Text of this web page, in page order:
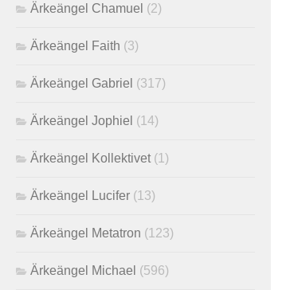
Ärkeängel Chamuel (2)
Ärkeängel Faith (3)
Ärkeängel Gabriel (317)
Ärkeängel Jophiel (14)
Ärkeängel Kollektivet (1)
Ärkeängel Lucifer (13)
Ärkeängel Metatron (123)
Ärkeängel Michael (596)